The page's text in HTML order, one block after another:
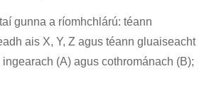
gunna a ríomhchlárú: téann
ais X, Y, Z agus téann gluaiseacht
(A) agus cothrománach (B);